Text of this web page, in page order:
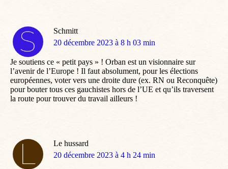
Schmitt
dit
20 décembre 2023 à 8 h 03 min
Je soutiens ce « petit pays » ! Orban est un visionnaire sur
l’avenir de l’Europe ! Il faut absolument, pour les élections
européennes, voter vers une droite dure (ex. RN ou Reconquête)
pour bouter tous ces gauchistes hors de l’UE et qu’ils traversent
la route pour trouver du travail ailleurs !
Le hussard
dit
20 décembre 2023 à 4 h 24 min